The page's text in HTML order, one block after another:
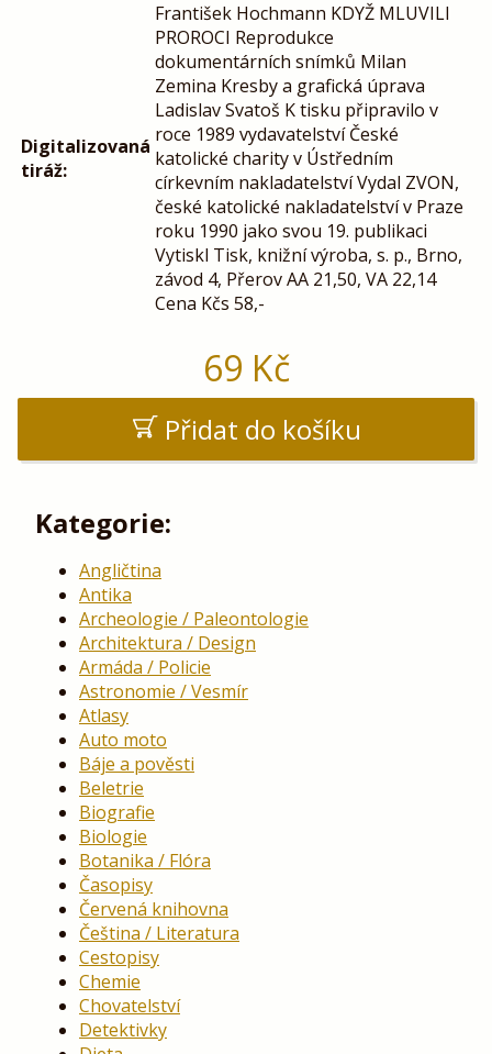
Digitalizovaná
tiráž:
František Hochmann KDYŽ MLUVILI
PROROCI Reprodukce
dokumentárních snímků Milan
Zemina Kresby a grafická úprava
Ladislav Svatoš K tisku připravilo v
roce 1989 vydavatelství České
katolické charity v Ústředním
církevním nakladatelství Vydal ZVON,
české katolické nakladatelství v Praze
roku 1990 jako svou 19. publikaci
Vytiskl Tisk, knižní výroba, s. p., Brno,
závod 4, Přerov AA 21,50, VA 22,14
Cena Kčs 58,-
69 Kč
Přidat do košíku
Kategorie:
Angličtina
Antika
Archeologie / Paleontologie
Architektura / Design
Armáda / Policie
Astronomie / Vesmír
Atlasy
Auto moto
Báje a pověsti
Beletrie
Biografie
Biologie
Botanika / Flóra
Časopisy
Červená knihovna
Čeština / Literatura
Cestopisy
Chemie
Chovatelství
Detektivky